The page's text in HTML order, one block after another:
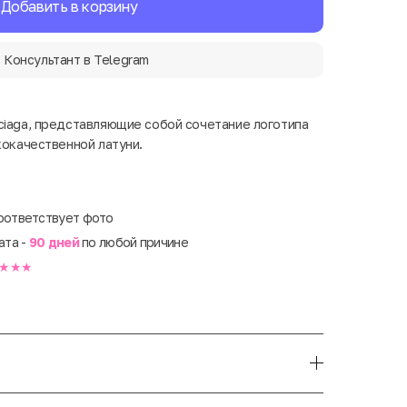
Добавить в корзину
Консультант в Telegram
представляющие собой сочетание логотипа
латуни.
фото
- 90 днейпо любой причине